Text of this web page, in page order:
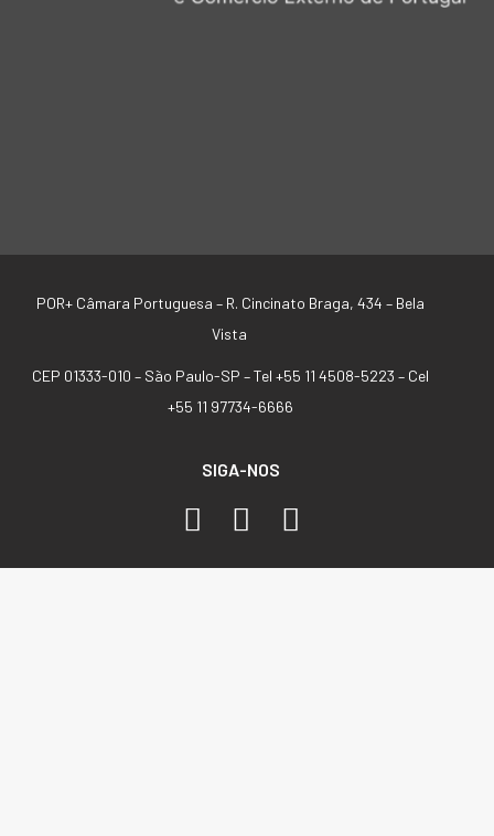
POR+ Câmara Portuguesa – R. Cincinato Braga, 434 – Bela
Vista
CEP 01333-010 – São Paulo-SP –Tel +55 11 4508-5223 – Cel
+55 11 97734-6666
SIGA-NOS